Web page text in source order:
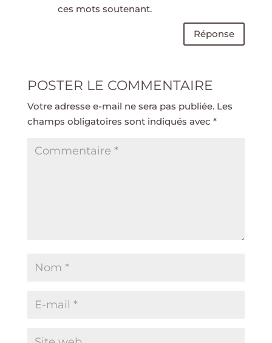
ces mots soutenant.
Réponse
POSTER LE COMMENTAIRE
Votre adresse e-mail ne sera pas publiée. Les
champs obligatoires sont indiqués avec *